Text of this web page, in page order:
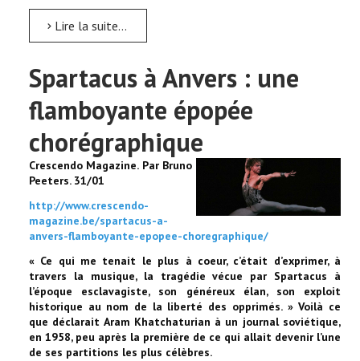
Lire la suite...
Spartacus à Anvers : une
flamboyante épopée
chorégraphique
Crescendo Magazine. Par Bruno
Peeters. 31/01
http://www.crescendo-
magazine.be/spartacus-a-
anvers-flamboyante-epopee-choregraphique/
« Ce qui me tenait le plus à coeur, c’était d’exprimer, à
travers la musique, la tragédie vécue par Spartacus à
l’époque esclavagiste, son généreux élan, son exploit
historique au nom de la liberté des opprimés. » Voilà ce
que déclarait Aram Khatchaturian à un journal soviétique,
en 1958, peu après la première de ce qui allait devenir l’une
de ses partitions les plus célèbres.